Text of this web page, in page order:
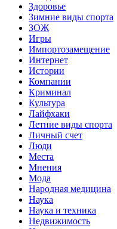
Здоровье
Зимние виды спорта
ЗОЖ
Игры
Импортозамещение
Интернет
Истории
Компании
Криминал
Культура
Лайфхаки
Летние виды спорта
Личный счет
Люди
Места
Мнения
Мода
Народная медицина
Наука
Наука и техника
Недвижимость